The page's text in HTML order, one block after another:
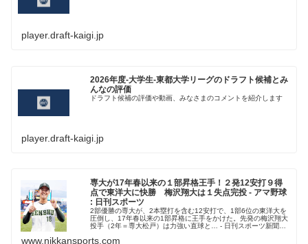
player.draft-kaigi.jp
2026年度-大学生-東都大学リーグのドラフト候補とみ
んなの評価
ドラフト候補の評価や動画、みなさまのコメントを紹介します
player.draft-kaigi.jp
専大が17年春以来の１部昇格王手！２発12安打９得
点で東洋大に快勝 梅沢翔大は１失点完投 - アマ野球
: 日刊スポーツ
2部優勝の専大が、2本塁打を含む12安打で、1部6位の東洋大を
圧倒し、17年春以来の1部昇格に王手をかけた。先発の梅沢翔大
投手（2年＝専大松戸）は力強い直球と… - 日刊スポーツ新聞社
www.nikkansports.com